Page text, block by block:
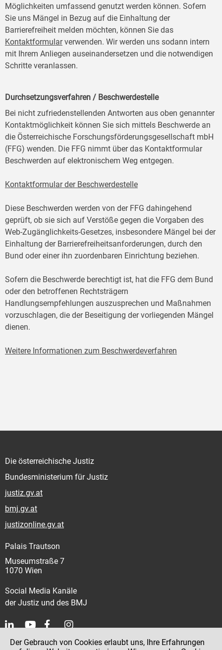
Möglichkeiten umfassend genutzt werden können. Sofern
Sie uns Mängel in Bezug auf die Einhaltung der
Barrierefreiheit melden möchten, können Sie das
Kontaktformularverwenden. Wir werden uns sodann intern
mit Ihrem Anliegen auseinandersetzen und die notwendigen
Schritte veranlassen.
Durchsetzungsverfahren / Beschwerdestelle
Bei nicht zufriedenstellenden Antworten aus oben genannter
Kontaktmöglichkeit können Sie sich mittels Beschwerde an
die Österreichische Forschungsförderungsgesellschaft mbH
(FFG) wenden. Die FFG nimmt über das Kontaktformular
Beschwerden auf elektronischem Weg entgegen.
Kontaktformular der Beschwerdestelle
Diese Beschwerden werden von der FFG dahingehend
geprüft, ob sie sich auf Verstöße gegen die Vorgaben des
Web-Zugänglichkeits-Gesetzes, insbesondere Mängel bei der
Einhaltung der Barrierefreiheitsanforderungen, durch den
Bund oder einer ihn zuordenbaren Einrichtung beziehen.
Sofern die Beschwerde berechtigt ist, hat die FFG dem Bund
oder den betroffenen Rechtsträgern
Handlungsempfehlungen auszusprechen und Maßnahmen
vorzuschlagen, die der Beseitigung der vorliegenden Mängel
dienen.
Weitere Informationen zum Beschwerdeverfahren
Die österreichische Justiz
Bundesministerium für Justiz
justiz.gv.at
bmj.gv.at
justizonline.gv.at
Palais Trautson
Museumstraße 7
1070 Wien
Social Media Kanäle
der Justiz und des BMJ
Kontakt
Der Gebrauch von Cookies erlaubt uns, Ihre Erfahrungen